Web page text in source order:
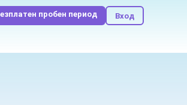
пробен период Вход